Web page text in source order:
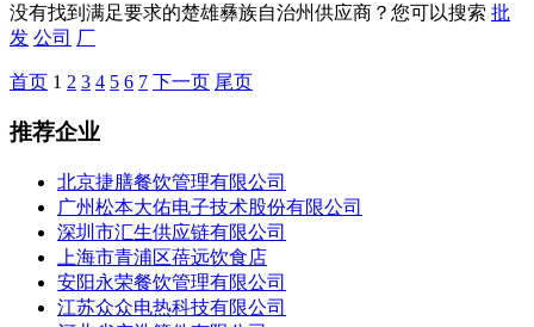
没有找到满足要求的楚雄彝族自治州供应商？您可以搜索 批
发 公司 厂
首页 1 2 3 4 5 6 7 下一页 尾页
推荐企业
北京捷膳餐饮管理有限公司
广州松本大佑电子技术股份有限公司
深圳市汇生供应链有限公司
上海市青浦区蓓远饮食店
安阳永荣餐饮管理有限公司
江苏众众电热科技有限公司